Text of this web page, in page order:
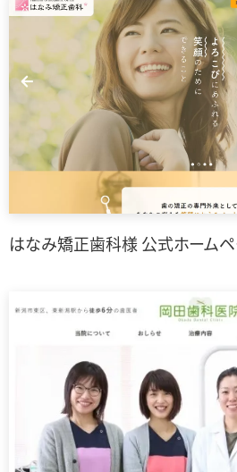
はなみ矯正歯科様 公式ホーム